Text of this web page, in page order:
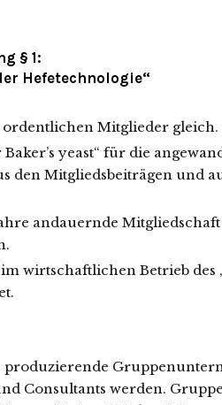
§ 1:
Hefetechnologie“
Mitglieder gleich.
yeast“ für die
den Mitgliedsbeiträgen und
andauernde
wirtschaftlichen Betrieb des
Consultants werden.